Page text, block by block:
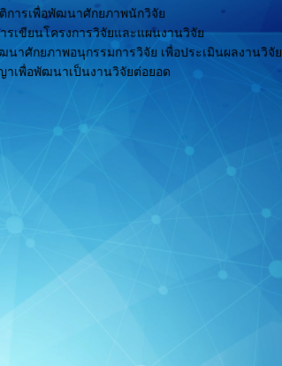
การเพื่อพัฒนาศักยภาพนักวิจัย
รเขียนโครงการวิจัยและแผนงานวิจัย
าศักยภาพอนุกรรมการวิจัย เพื่อประเมินผลงานวิจัย
เพื่อพัฒนาเป็นงานวิจัยต่อยอด